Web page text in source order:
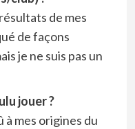
de mes
de façons
je ne suis pas un
jouer ?
à mes origines du